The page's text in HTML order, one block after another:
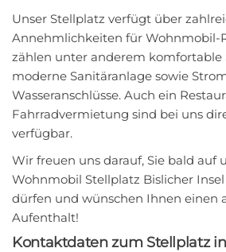
Unser Stellplatz verfügt über
Annehmlichkeiten für Wohnmobil-
zählen unter anderem komfortable
moderne Sanitäranlage sowie
Wasseranschlüsse. Auch ein
Fahrradvermietung sind bei uns
verfügbar.
Wir freuen uns darauf, Sie bald auf
Wohnmobil Stellplatz Bislicher
dürfen und wünschen Ihnen einen
Aufenthalt!
Kontaktdaten zum Stellplatz